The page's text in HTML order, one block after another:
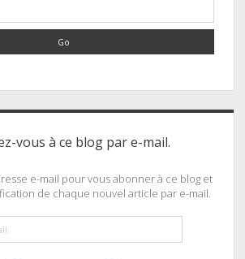
vous à ce blog par e-mail.
e-mail pour vous abonner à ce blog et
de chaque nouvel article par e-mail.